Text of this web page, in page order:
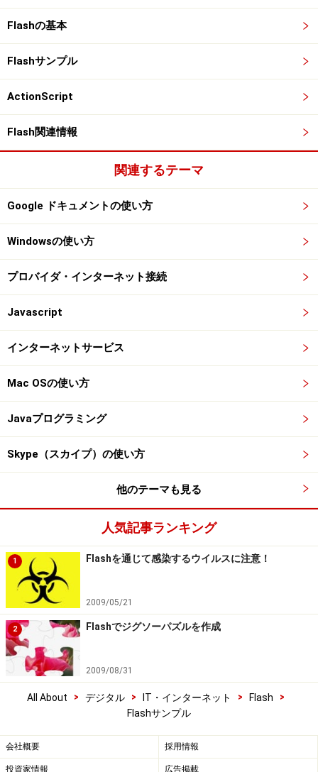
Flashの基本
Flashサンプル
ActionScript
Flash関連情報
関連するテーマ
Google ドキュメントの使い方
Windowsの使い方
プロバイダ・インターネット接続
Javascript
インターネットサービス
Mac OSの使い方
Javaプログラミング
Skype（スカイプ）の使い方
他のテーマも見る
人気記事ランキング
1 Flashを通じて感染するウイルスに注意！
2009/05/21
2 Flashでジグソーパズルを作成
2009/08/31
All About > デジタル > IT・インターネット > Flash
>
Flashサンプル
会社概要 採用情報
投資家情報 広告掲載